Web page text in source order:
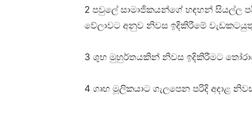
2 පවුලේ සාමාජිකයන්ගේ හඳහන් සියල්ල
වේලාවට අනුව නිවස ඉදිකිරීමේ
3 ශුභ මුහුර්තයකින් නිවස ඉදිකිරීමට
4 ගෘහ මූලිකයාට ගැලපෙන පරිදි අදාළ